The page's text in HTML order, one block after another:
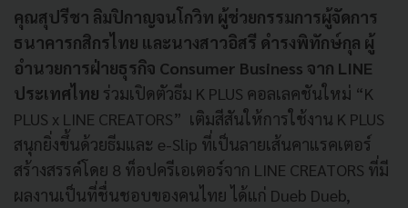
คุณสุปรีชา ลิมปิกาญจนโกวิท ผู้ช่วยกรรมการผู้จัดการ
ธนาคารกสิกรไทย และนางสาวอิสรี ดำรงพิทักษ์กุล ผู้
อำนวยการฝ่ายธุรกิจ Consumer Business จาก LINE
ประเทศไทย ร่วมเปิดตัวธีม K PLUS คอลเลคชันใหม่ “K
PLUS x LINE CREATORS” เติมสีสันให้การใช้งาน K PLUS
สนุกยิ่งขึ้นด้วยธีมและ e-Slip ที่เป็นลายเส้นคาแรคเตอร์
สร้างสรรค์โดย 8 ท็อปครีเอเตอร์จาก LINE CREATORS ที่มี
ผลงานเป็นที่ชื่นชอบของคนไทย ได้แก่ Dueb Dueb,